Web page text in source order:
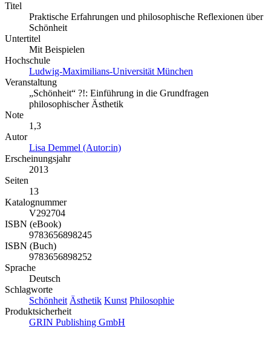
Titel
Praktische Erfahrungen und philosophische Reflexionen über
Schönheit
Untertitel
Mit Beispielen
Hochschule
Ludwig-Maximilians-Universität München
Veranstaltung
„Schönheit“ ?!: Einführung in die Grundfragen
philosophischer Ästhetik
Note
1,3
Autor
Lisa Demmel (Autor:in)
Erscheinungsjahr
2013
Seiten
13
Katalognummer
V292704
ISBN (eBook)
9783656898245
ISBN (Buch)
9783656898252
Sprache
Deutsch
Schlagworte
Schönheit Ästhetik Kunst Philosophie
Produktsicherheit
GRIN Publishing GmbH